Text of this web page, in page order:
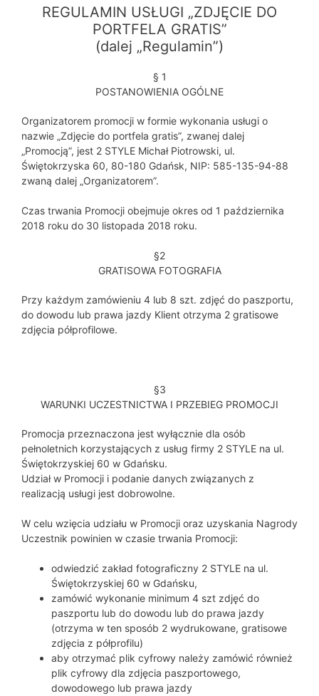
REGULAMIN USŁUGI „ZDJĘCIE DO
PORTFELA GRATIS”
(dalej „Regulamin”)
§ 1
POSTANOWIENIA OGÓLNE
Organizatorem promocji w formie wykonania usługi o
nazwie „Zdjęcie do portfela gratis”, zwanej dalej
„Promocją”, jest 2 STYLE Michał Piotrowski, ul.
Świętokrzyska 60, 80-180 Gdańsk, NIP: 585-135-94-88
zwaną dalej „Organizatorem”.
Czas trwania Promocji obejmuje okres od 1 października
2018 roku do 30 listopada 2018 roku.
§2
GRATISOWA FOTOGRAFIA
Przy każdym zamówieniu 4 lub 8 szt. zdjęć do paszportu,
do dowodu lub prawa jazdy Klient otrzyma 2 gratisowe
zdjęcia półprofilowe.
§3
WARUNKI UCZESTNICTWA I PRZEBIEG PROMOCJI
Promocja przeznaczona jest wyłącznie dla osób
pełnoletnich korzystających z usług firmy 2 STYLE na ul.
Świętokrzyskiej 60 w Gdańsku.
Udział w Promocji i podanie danych związanych z
realizacją usługi jest dobrowolne.
W celu wzięcia udziału w Promocji oraz uzyskania Nagrody
Uczestnik powinien w czasie trwania Promocji:
odwiedzić zakład fotograficzny 2 STYLE na ul.
Świętokrzyskiej 60 w Gdańsku,
zamówić wykonanie minimum 4 szt zdjęć do
paszportu lub do dowodu lub do prawa jazdy
(otrzyma w ten sposób 2 wydrukowane, gratisowe
zdjęcia z półprofilu)
aby otrzymać plik cyfrowy należy zamówić również
plik cyfrowy dla zdjęcia paszportowego,
dowodowego lub prawa jazdy